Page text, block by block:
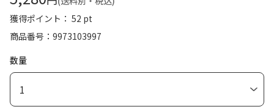
獲得ポイント： 52 pt
商品番号
9973103997
数量
1